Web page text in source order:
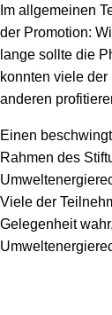
Im allgemeinen
der Promotion:
lange sollte die
konnten viele
anderen
Einen
Rahmen des
Viele der
Gelegenheit